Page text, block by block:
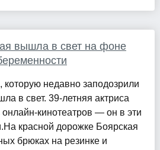
вышла в свет на фоне
которую недавно заподозрили
в свет. 39-летняя актриса
кинотеатров — он в эти
красной дорожке Боярская
брюках на резинке и